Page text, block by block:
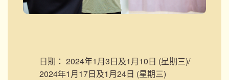
日期： 2024年1月3日及1月10日 (星期三)/
2024年1月17日及1月24日 (星期三)